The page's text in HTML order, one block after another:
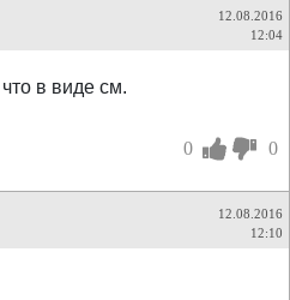
12.08.2016
12:04
в виде см.
0 0
12.08.2016
12:10